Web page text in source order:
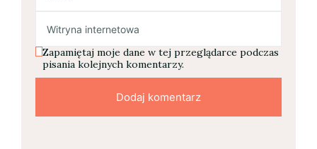
Zapamiętaj moje dane w tej przeglądarce podczas
pisania kolejnych komentarzy.